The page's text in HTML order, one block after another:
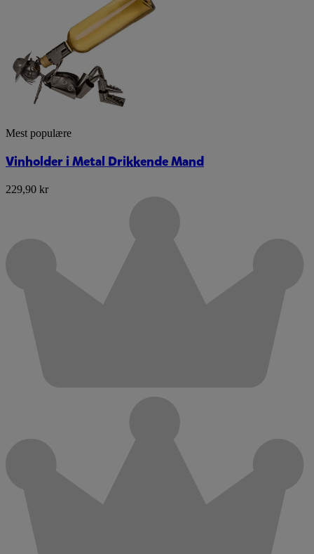
Mest populære
Vinholder i Metal Drikkende Mand
229,90 kr